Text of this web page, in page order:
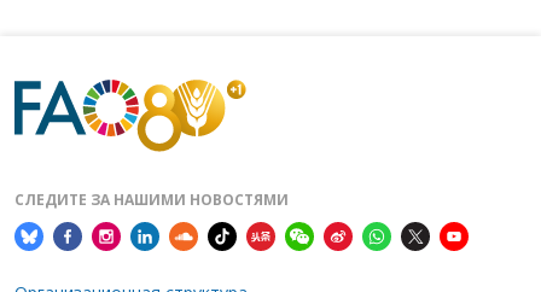
СЛЕДИТЕ ЗА НАШИМИ НОВОСТЯМИ